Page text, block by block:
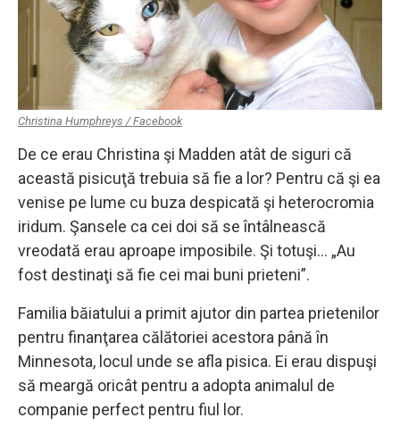
Christina Humphreys / Facebook
De ce erau Christina şi Madden atât de siguri că
această pisicuţă trebuia să fie a lor? Pentru că şi ea
venise pe lume cu buza despicată şi heterocromia
iridum. Şansele ca cei doi să se întâlnească
vreodată erau aproape imposibile. Şi totuşi… „Au
fost destinaţi să fie cei mai buni prieteni”.
Familia băiatului a primit ajutor din partea prietenilor
pentru finanţarea călătoriei acestora până în
Minnesota, locul unde se afla pisica. Ei erau dispuşi
să meargă oricât pentru a adopta animalul de
companie perfect pentru fiul lor.